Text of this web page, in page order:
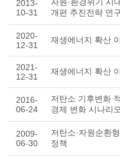
2013-
10-31
개편 추진전략 연
2020-
12-31
재생에너지 확산
2021-
12-31
재생에너지 확산
2016-
06-24
저탄소 기후변화
경제 변화 시나리
2009-
06-30
저탄소·자원순환
정책